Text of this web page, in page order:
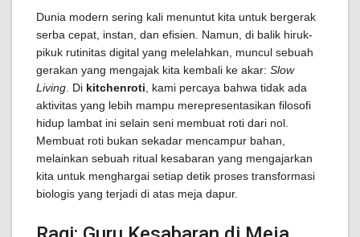
Dunia modern sering kali menuntut kita untuk bergerak
serba cepat, instan, dan efisien. Namun, di balik hiruk-
pikuk rutinitas digital yang melelahkan, muncul sebuah
gerakan yang mengajak kita kembali ke akar: Slow
Living . Di kitchenroti , kami percaya bahwa tidak ada
aktivitas yang lebih mampu merepresentasikan filosofi
hidup lambat ini selain seni membuat roti dari nol.
Membuat roti bukan sekadar mencampur bahan,
melainkan sebuah ritual kesabaran yang mengajarkan
kita untuk menghargai setiap detik proses transformasi
biologis yang terjadi di atas meja dapur.